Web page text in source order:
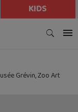
KIDS
Grévin, Zoo Art